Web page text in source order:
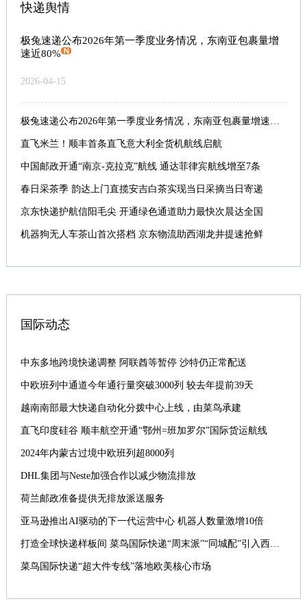
快递舆情
极兔速递公布2026年第一季度业务情况，东南亚包裹量增
速近80%
2026-04-15
极兔速递公布2026年第一季度业务情况，东南亚包裹量增速近80%
直飞米兰！顺丰首条直飞意大利全货机航线启航
中国邮政开通“南京-克拉克”航线 通达菲律宾航线增至7条
春日采茶季 韵达上门直揽安吉白茶实现当日采摘当日寄递
京东快递护航信阳毛尖 开通绿色通道助力最快次晨达全国
机器狗无人车茶山首次搭档 京东物流助西湖龙井提速抢鲜
国际动态
中东多地跨境快递调整 阿联酋等暂停 沙特仍正常配送
中欧班列中通道今年通行量突破3000列 较去年提前39天
越南南部最大快递自动化分拨中心上线，由菜鸟承建
直飞印度硅谷 顺丰航空开通“鄂州=班加罗尔”国际货运航线
2024年内蒙古过境中欧班列超8000列
DHL集团与Neste加强合作以减少物流排放
荷兰邮政准备提供无排放派送服务
亚马逊推出AI驱动的下一代运营中心 机器人数量激增10倍
打造全球快递样板间 菜鸟国际快递“周末派”“同城配”引入西班牙
菜鸟国际快递“超大件专线”落地欧美核心市场